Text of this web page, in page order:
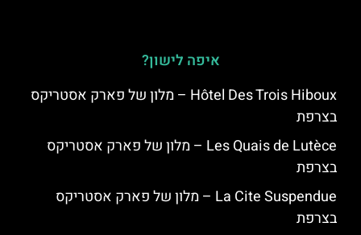
איפה לישון?
Hôtel Des Trois Hiboux – מלון של פארק אסטריקס
בצרפת
Les Quais de Lutèce – מלון של פארק אסטריקס
בצרפת
La Cite Suspendue – מלון של פארק אסטריקס
בצרפת